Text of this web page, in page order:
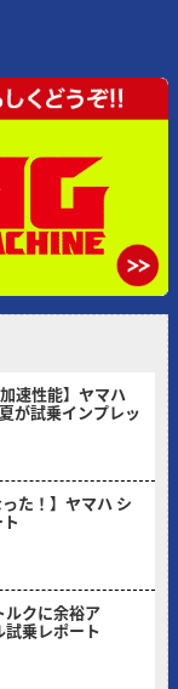
速性能】ヤマハ
が試乗インプレッ
た！】ヤマハ シ
ルクに余裕ア
乗レポート